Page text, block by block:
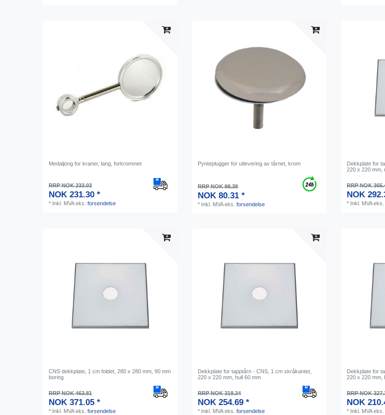
Medaljong for kraner, lang, forkrommet
RRP NOK 233.03
NOK 231.30 *
* Inkl. MVAeks.forsendelse
Pynteplugger for utlevering av tårnet, krom
RRP NOK 98.38
NOK 80.31 *
* Inkl. MVAeks.forsendelse
Dekkplate for
220 x 220 mm,
RRP NOK
NOK
* Inkl. MVA
CNS dekkplate, 1 cm foldet, 280 x 280 mm, 90 mm
boring
RRP NOK 463.81
NOK 371.05 *
* Inkl. MVAeks.forsendelse
Dekkplate for tapptårn - CNS, 1 cm skråkantet,
220 x 220 mm, hull 60 mm
RRP NOK 318.34
NOK 254.69 *
* Inkl. MVAeks.forsendelse
Dekkplate for
220 x 220 mm,
RRP NOK
NOK
* Inkl. MVA